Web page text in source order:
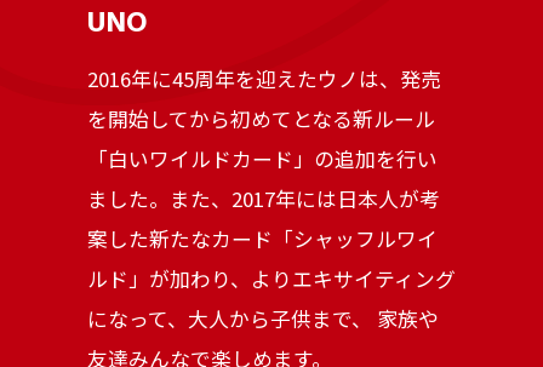
UNO
2016年に45周年を迎えたウノは、発売
を開始してから初めてとなる新ルール
「白いワイルドカード」の追加を行い
ました。また、2017年には日本人が考
案した新たなカード「シャッフルワイ
ルド」が加わり、よりエキサイティング
になって、大人から子供まで、 家族や
友達みんなで楽しめます。